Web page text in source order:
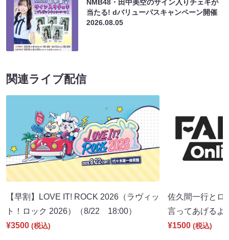
NMB48・田中美空のサイン入りチェキが
当たる! dバリューパスキャンペーン開催
2026.08.05
関連ライブ配信
【早割】LOVE IT! ROCK 2026（ラヴィッ
ト！ロック 2026）（8/22 18:00）
¥3500 (税込)
佐久間一行とロ
言ってあげる
¥1500 (税込)